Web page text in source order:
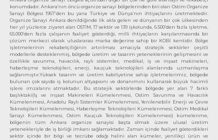
konumdadır. Ankara’nın öncü organize sanayi bölgelerinden biri olan Ostim Organize
Sanayi Bölgesi 1967’den bu yana Türkiye ve Dünya’nın ihtiyaçlarını üretmektedir.
Organize Sanayi Ankara denildiğinde ilk akla gelen ve dünyanın bir çok ülkesinden
her yıl yüzlerce ziyaret alan OSTİM, 17 sektör ve 139 işkolunda, 6.500’den fazla işletme,
65.000’den fazla çalışanın faaliyet gösterdiği, milli ihtiyaçların karşılanmasında bir
çözüm merkezi olarak uluslararası marka değerine sahip bir KOBİ kentidir. Bölge
işletmelerinin rekabetçiliğinin artırılması amacıyla stratejik sektörler çeşitli
modellerle desteklenmiş, bölgede üretim ve tasarım yeteneklerinin gelişmesini ve
özellikle savunma, havacılık, raylı sistemler, medikal, iş ve inşaat makineleri,
haberleşme teknolojileri, enerji, kauçuk teknolojileri alanlarında uzmanlaşma
sağlanmıştır.Yüksek tasarım ve üretim kabiliyetine sahip işletmelerimiz, bölgede
bulunan çok sayıda iş kolunun altyapısını ve donanımını kullanarak büyük hacimli
işlere imzalarını atmaktadır. Bu stratejik sektörlerde bölgede yer alan 7 farklı
başlıktaki(İş ve inşaat Makineleri Kümelenmesi, Ostim Savunma ve Havacılık
Kümelenmesi, Anadolu Raylı Sistemler Kümelenmesi, Yenilenebilir Enerji ve Çevre
Teknolojileri Kümelenmesi, Haberleşme Teknolojileri Kümelenmesi, Ostim Medikal
Sanayi Kümelenmesi, Ostim Kauçuk Teknolojileri Kümelenmesi) kümelenme,
bölgenin tüm Ankara organize sanayisi başta olmak üzere ulusal üretim
yetenekleriyle de iş birliği imkanı sağlamaktadır. Zaman içinde faaliyet gösterdikleri
sektör içinde bir bilgi ve tecrübe odağı halini alan kümeler, yenilikçi ürün ve